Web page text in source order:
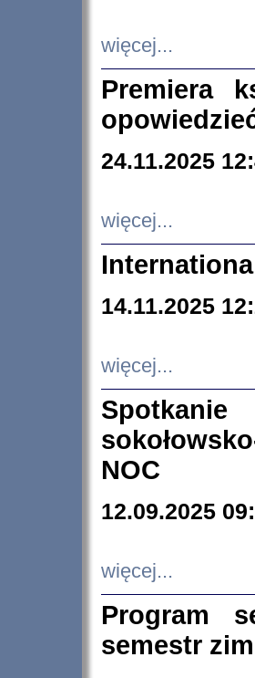
więcej...
Premiera
24.11.2025
więcej...
14.11.2025
więcej...
NOC
12.09.2025
więcej...
Program
semestr